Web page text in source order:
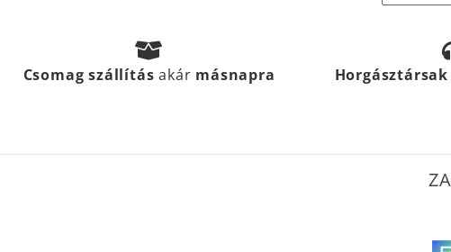
Csomag szállításakár másnapra Horgásztársak